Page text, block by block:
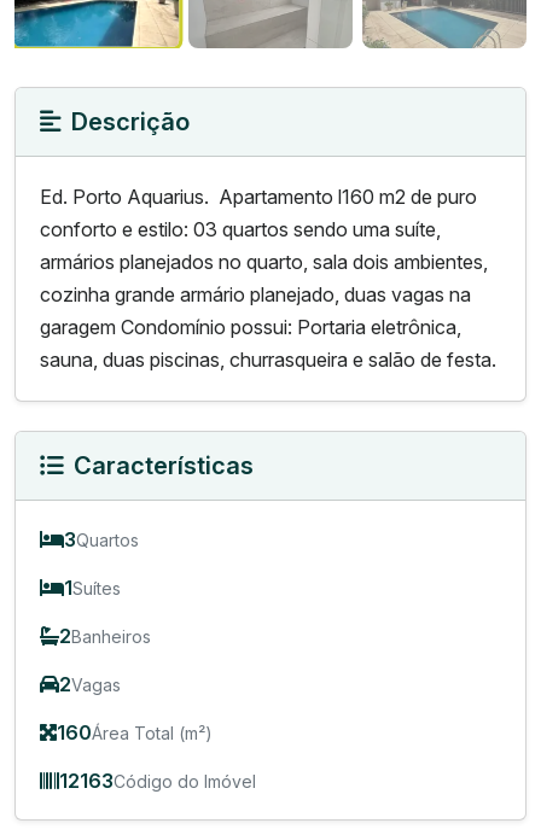
Descrição
Ed. Porto Aquarius. Apartamento l160 m2 de puro
conforto e estilo: 03 quartos sendo uma suíte,
armários planejados no quarto, sala dois ambientes,
cozinha grande armário planejado, duas vagas na
garagem Condomínio possui: Portaria eletrônica,
sauna, duas piscinas, churrasqueira e salão de festa.
Características
3Quartos
1Suítes
2Banheiros
2Vagas
160Área Total (m²)
12163Código do Imóvel